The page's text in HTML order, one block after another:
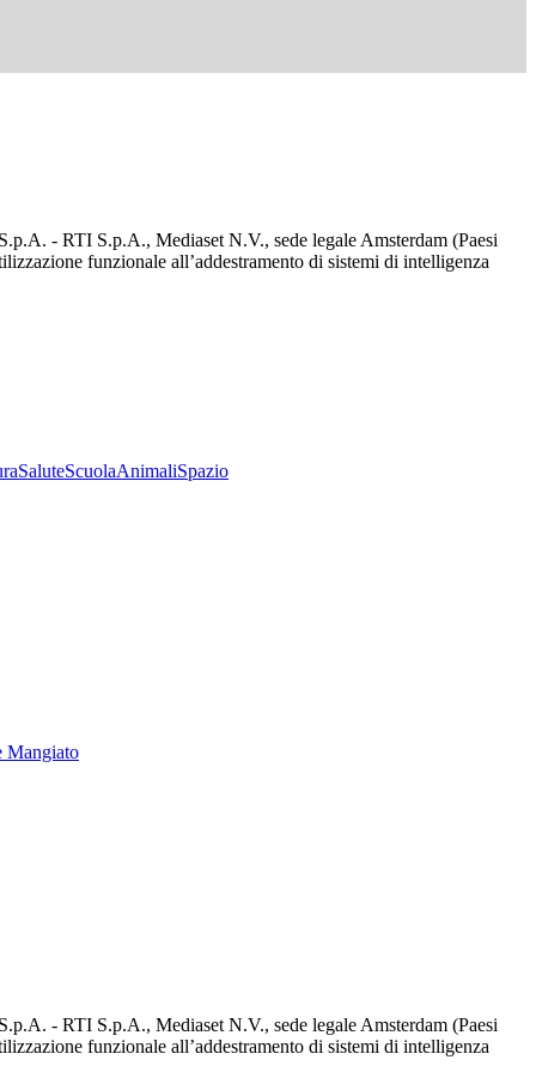
- RTI S.p.A., Mediaset N.V., sede legale Amsterdam (Paesi
funzionale all’addestramento di sistemi di intelligenza
SaluteScuolaAnimaliSpazio
Mangiato
- RTI S.p.A., Mediaset N.V., sede legale Amsterdam (Paesi
funzionale all’addestramento di sistemi di intelligenza